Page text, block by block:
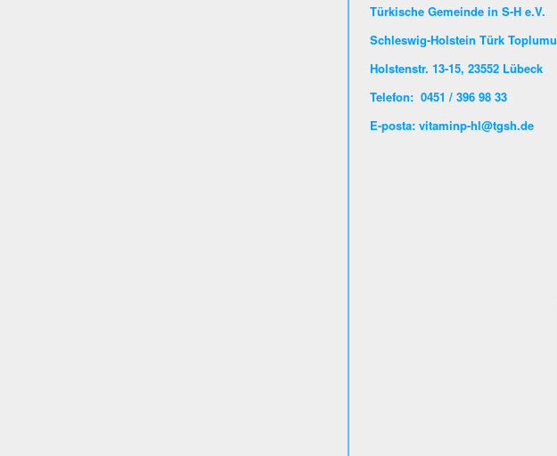
Türkische Gemeinde in S-H e.V.
Schleswig-Holstein Türk Toplumu
Holstenstr. 13-15, 23552 Lübeck
Telefon: 0451 / 396 98 33
E-posta: vitaminp-hl@tgsh.de